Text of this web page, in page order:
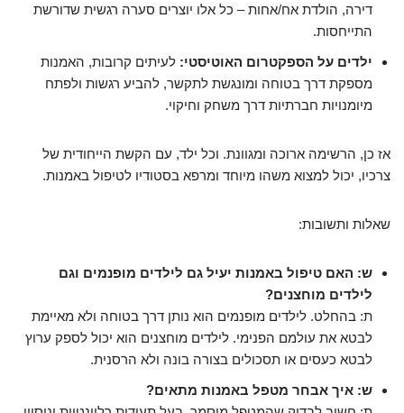
דירה, הולדת אח/אחות – כל אלו יוצרים סערה רגשית שדורשת
התייחסות.
ילדים על הספקטרום האוטיסטי: לעיתים קרובות, האמנות
מספקת דרך בטוחה ומונגשת לתקשר, להביע רגשות ולפתח
מיומנויות חברתיות דרך משחק וחיקוי.
אז כן, הרשימה ארוכה ומגוונת. וכל ילד, עם הקשת הייחודית של
צרכיו, יכול למצוא משהו מיוחד ומרפא בסטודיו לטיפול באמנות.
שאלות ותשובות:
ש: האם טיפול באמנות יעיל גם לילדים מופנמים וגם
לילדים מוחצנים?
ת: בהחלט. לילדים מופנמים הוא נותן דרך בטוחה ולא מאיימת
לבטא את עולמם הפנימי. לילדים מוחצנים הוא יכול לספק ערוץ
לבטא כעסים או תסכולים בצורה בונה ולא הרסנית.
ש: איך אבחר מטפל באמנות מתאים?